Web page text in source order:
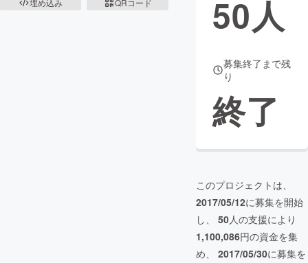
埋め込み
QRコード 50人
募集終了まで残
り
終了
このプロジェクトは、
2017/05/12に募集を開始
し、 50人の支援により
1,100,086円の資金を集
め、 2017/05/30に募集を